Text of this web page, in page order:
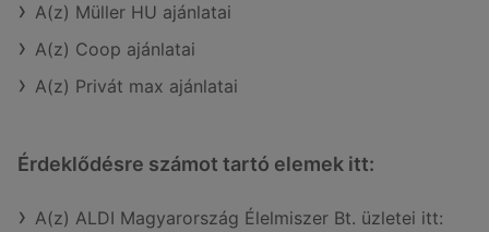
A(z) Müller HU ajánlatai
A(z) Coop ajánlatai
A(z) Privát max ajánlatai
Érdeklődésre számot tartó elemek itt:
A(z) ALDI Magyarország Élelmiszer Bt. üzletei itt: